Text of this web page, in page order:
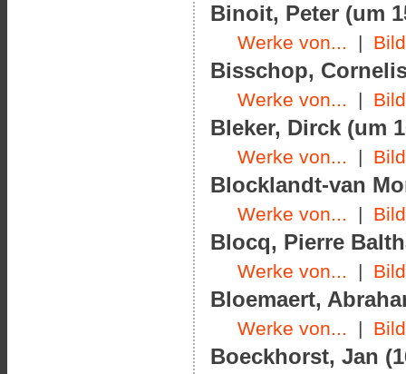
Binoit, Peter (um
Werke von... |
Bisschop,
Werke von... |
Bleker, Dirck (um
Werke von... |
Blocklandt-van
Werke von... |
Blocq, Pierre
Werke von... |
Bloemaert,
Werke von... |
Boeckhorst, Jan